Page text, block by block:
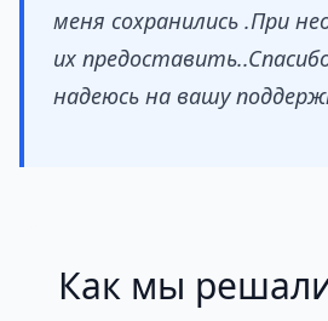
меня сохранились .При
их
надеюсь на вашу
Как мы